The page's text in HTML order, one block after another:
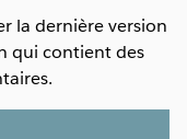
la dernière version
qui contient des